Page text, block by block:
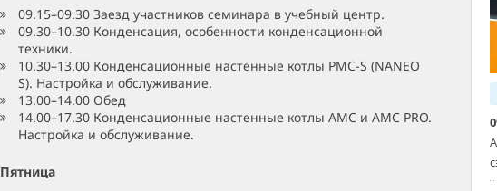
09.15–09.30 Заезд участников семинара в учебный центр.
09.30–10.30 Конденсация, особенности конденсационной
техники.
10.30–13.00 Конденсационные настенные котлы PMC-S (NANEO
S). Настройка и обслуживание.
13.00–14.00 Обед
14.00–17.30 Конденсационные настенные котлы AMC и AMC PRO.
Настройка и обслуживание.
Пятница